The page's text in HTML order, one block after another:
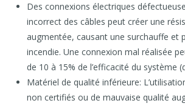
Des connexions électriques
incorrect des câbles peut créer une
augmentée, causant une surchauffe et
incendie. Une connexion mal réalisée
de 10 à 15% de l’efficacité du système
Matériel de qualité inférieure:
non certifiés ou de mauvaise qualité